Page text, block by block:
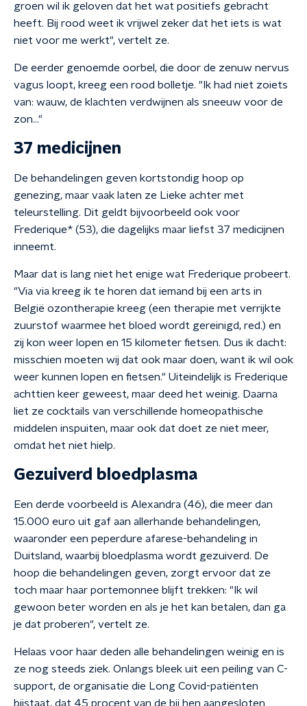
groen wil ik geloven dat het wat positiefs gebracht
heeft. Bij rood weet ik vrijwel zeker dat het iets is wat
niet voor me werkt", vertelt ze.
De eerder genoemde oorbel, die door de zenuw nervus
vagus loopt, kreeg een rood bolletje. "Ik had niet zoiets
van: wauw, de klachten verdwijnen als sneeuw voor de
zon…"
37 medicijnen
De behandelingen geven kortstondig hoop op
genezing, maar vaak laten ze Lieke achter met
teleurstelling. Dit geldt bijvoorbeeld ook voor
Frederique* (53), die dagelijks maar liefst 37 medicijnen
inneemt.
Maar dat is lang niet het enige wat Frederique probeert.
"Via via kreeg ik te horen dat iemand bij een arts in
België ozontherapie kreeg (een therapie met verrijkte
zuurstof waarmee het bloed wordt gereinigd, red.) en
zij kon weer lopen en 15 kilometer fietsen. Dus ik dacht:
misschien moeten wij dat ook maar doen, want ik wil ook
weer kunnen lopen en fietsen." Uiteindelijk is Frederique
achttien keer geweest, maar deed het weinig. Daarna
liet ze cocktails van verschillende homeopathische
middelen inspuiten, maar ook dat doet ze niet meer,
omdat het niet hielp.
Gezuiverd bloedplasma
Een derde voorbeeld is Alexandra (46), die meer dan
15.000 euro uit gaf aan allerhande behandelingen,
waaronder een peperdure afarese-behandeling in
Duitsland, waarbij bloedplasma wordt gezuiverd. De
hoop die behandelingen geven, zorgt ervoor dat ze
toch maar haar portemonnee blijft trekken: "Ik wil
gewoon beter worden en als je het kan betalen, dan ga
je dat proberen", vertelt ze.
Helaas voor haar deden alle behandelingen weinig en is
ze nog steeds ziek. Onlangs bleek uit een peiling van C-
support, de organisatie die Long Covid-patiënten
bijstaat, dat 45 procent van de bij hen aangesloten